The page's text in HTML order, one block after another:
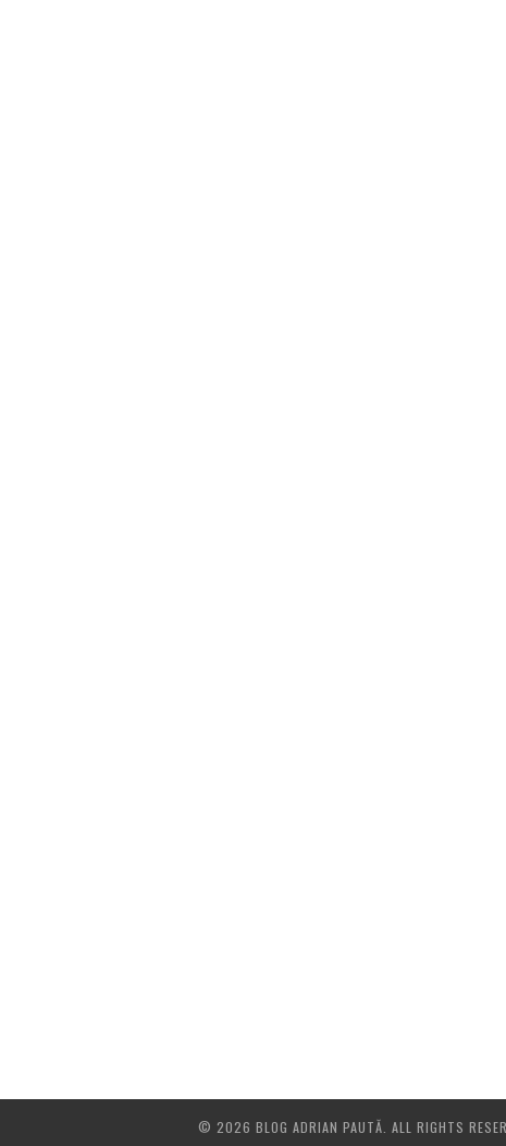
© 2026 BLOG ADRIAN PAUTĂ. ALL RIGHTS